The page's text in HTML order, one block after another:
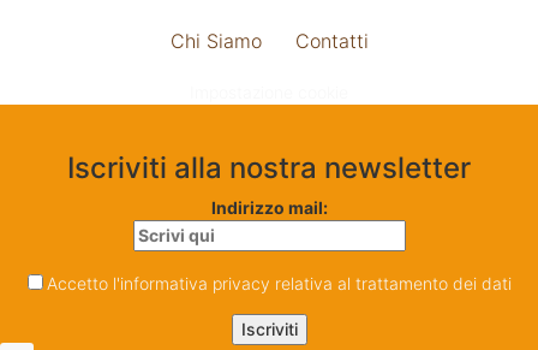
Chi Siamo Contatti
Iscriviti alla nostra newsletter
Indirizzo mail:
Accetto l'informativa privacy relativa al trattamento dei dati